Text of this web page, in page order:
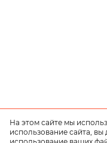
На этом сайте мы
использование сайта, вы